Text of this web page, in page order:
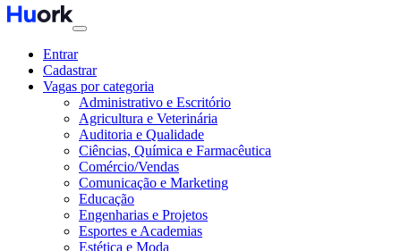
Entrar
Cadastrar
Vagas por categoria
Administrativo e Escritório
Agricultura e Veterinária
Auditoria e Qualidade
Ciências, Química e Farmacêutica
Comércio/Vendas
Comunicação e Marketing
Educação
Engenharias e Projetos
Esportes e Academias
Estética e Moda